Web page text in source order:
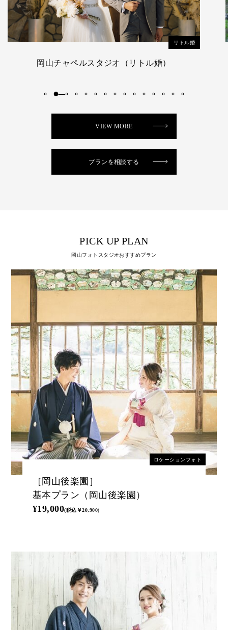
吉備津彦神社（リトル和婚）
リトル婚
VIEW MORE
プランを相談する
PICK UP PLAN
岡山フォトスタジオおすすめプラン
［岡山後楽園］
基本プラン（岡山後楽園）
¥19,000(税込￥20,900)
ロケーションフォト